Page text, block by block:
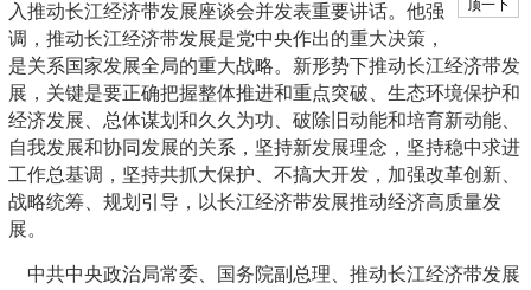
入推动长江经济带发展座谈会并发表重要讲话。他强
调，推动长江经济带发展是党中央作出的重大决策，
是关系国家发展全局的重大战略。新形势下推动长江经济带发
展，关键是要正确把握整体推进和重点突破、生态环境保护和
经济发展、总体谋划和久久为功、破除旧动能和培育新动能、
自我发展和协同发展的关系，坚持新发展理念，坚持稳中求进
工作总基调，坚持共抓大保护、不搞大开发，加强改革创新、
战略统筹、规划引导，以长江经济带发展推动经济高质量发
展。
中共中央政治局常委、国务院副总理、推动长江经济带发展